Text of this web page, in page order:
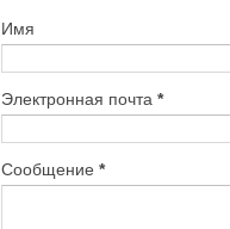
Имя
Электронная почта *
Сообщение *